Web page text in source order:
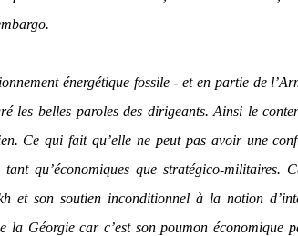
énergétique fossile - et en partie de
les belles paroles des dirigeants. Ainsi le
Ce qui fait qu’elle ne peut pas avoir une
qu’économiques que stratégico-militaires.
et son soutien inconditionnel à la notion
la Géorgie car c’est son poumon économique